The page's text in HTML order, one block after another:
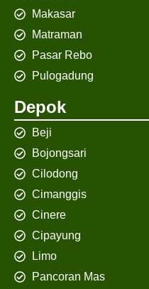
Makasar
Matraman
Pasar Rebo
Pulogadung
Depok
Beji
Bojongsari
Cilodong
Cimanggis
Cinere
Cipayung
Limo
Pancoran Mas